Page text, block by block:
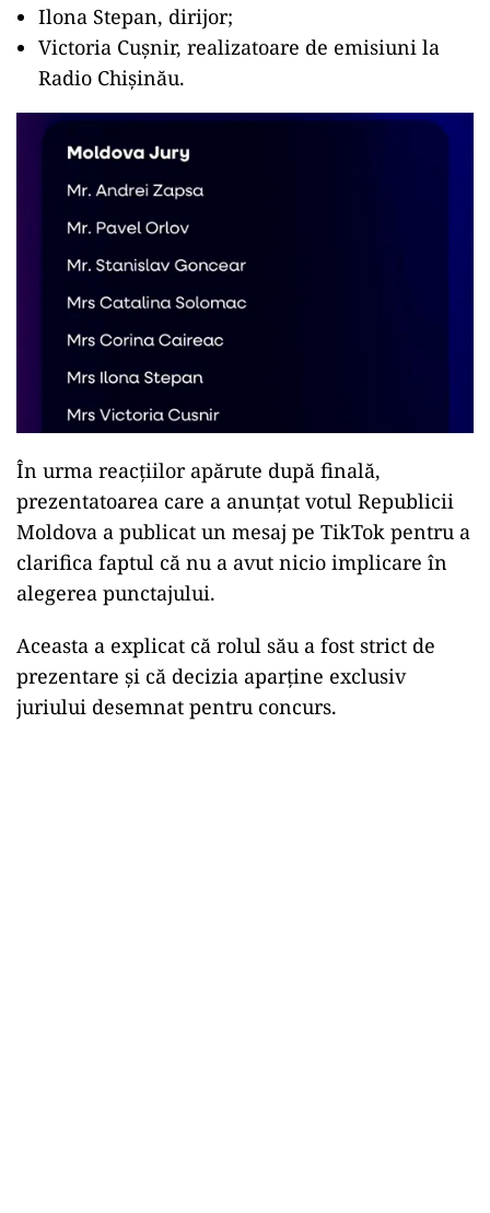
Ilona Stepan, dirijor;
Victoria Cușnir, realizatoare de emisiuni la
Radio Chișinău.
În urma reacțiilor apărute după finală,
prezentatoarea care a anunțat votul Republicii
Moldova a publicat un mesaj pe TikTok pentru a
clarifica faptul că nu a avut nicio implicare în
alegerea punctajului.
Aceasta a explicat că rolul său a fost strict de
prezentare și că decizia aparține exclusiv
juriului desemnat pentru concurs.